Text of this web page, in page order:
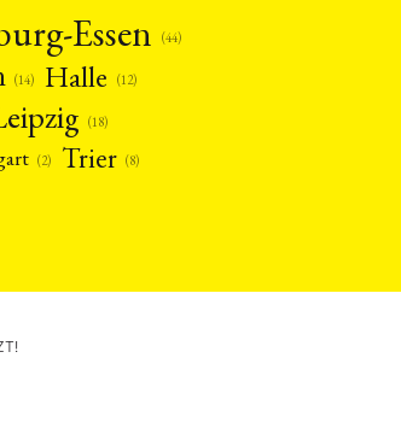
Essen (44)
(14) Halle (12)
(18)
(2) Trier (8)